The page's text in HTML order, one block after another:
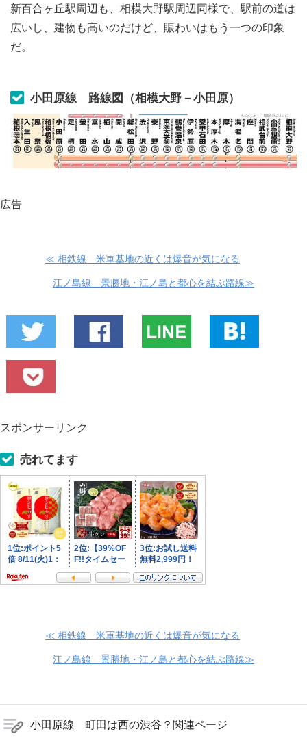
新百合ヶ丘駅周辺も、相模大野駅周辺同様で、駅前の道は
広いし、建物も高いのだけど、賑わいはもう一つの印象
だ。
小田原線 路線図（相模大野－小田原）
広告
≪ 相鉄線 米軍基地の近くは爆音が気になる
江ノ島線 景勝地・江ノ島と都心を結ぶ路線≫
スポンサーリンク
売れてます
≪ 相鉄線 米軍基地の近くは爆音が気になる
江ノ島線 景勝地・江ノ島と都心を結ぶ路線≫
小田原線 町田は西の渋谷？関連ページ